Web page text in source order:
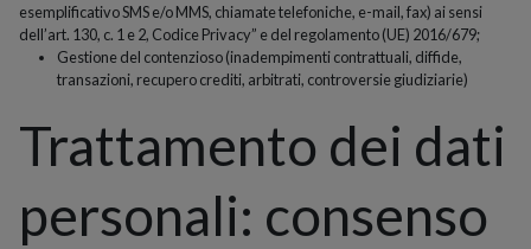
esemplificativo SMS e/o MMS, chiamate telefoniche, e-mail, fax) ai sensi
dell’art. 130, c. 1 e 2, Codice Privacy” e del regolamento (UE) 2016/679;
Gestione del contenzioso (inadempimenti contrattuali, diffide,
transazioni, recupero crediti, arbitrati, controversie giudiziarie)
Trattamento dei dati
personali: consenso